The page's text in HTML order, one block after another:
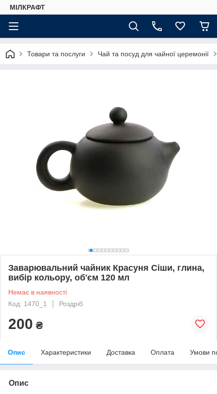
МІЛКРАФТ
Товари та послуги Чай та посуд для чайної церемонії
Заварювальний чайник Красуня Сіши, глина,
вибір кольору, об'єм 120 мл
Немає в наявності
Код: 1470_1
Роздріб
200 ₴
Опис Характеристики Доставка Оплата Умови
Опис